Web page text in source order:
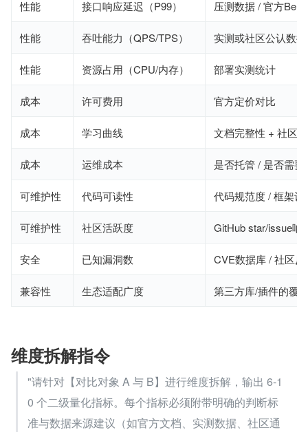
性能 接口响应延迟（P99） 压测数据 / 官方
性能 吞吐能力（QPS/TPS） 实测或社区公认数据
性能 资源占用（CPU/内存） 部署实测统计
成本 许可费用 官方定价对比
成本 学习曲线 文档完整性 + 社区
成本 运维成本 是否托管 / 是否需
可维护性 代码可读性 代码规范度 / 框架设
可维护性 社区活跃度 GitHub star/issue响
安全 已知漏洞数 CVE数据库 / 社区反
兼容性 生态适配广度 第三方库/插件的覆
维度拆解指令
"请针对【对比对象 A 与 B】进行维度拆解，输出 6-1
0 个二级量化指标。每个指标必须附带明确的判断标
准与数据来源建议（如官方文档、实测数据、社区通